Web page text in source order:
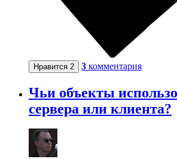
Нравится 2 3 комментария
Чьи объекты
сервера или клиента?